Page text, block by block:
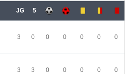
JG 5
3 0 0 0 0 0 0
3 3 0 0 0 0 0